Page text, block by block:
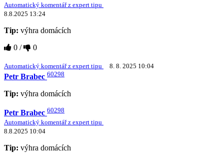
Automatický komentář z expert tipu
8.8.2025 13:24
Tip: výhra domácích
0 / 0
Automatický komentář z expert tipu 8. 8. 2025 10:04
Petr Brabec 60298
Tip: výhra domácích
Petr Brabec 60298
Automatický komentář z expert tipu
8.8.2025 10:04
Tip: výhra domácích